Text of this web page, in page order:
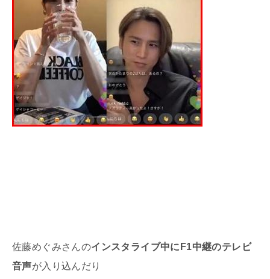
佐藤めぐみさんのインスタライブ中にF1中継のテレビ
音声が入り込んだり